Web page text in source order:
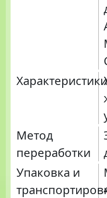
Характеристики
Метод
переработки
Упаковка и